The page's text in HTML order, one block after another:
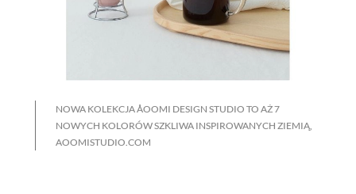
NOWA KOLEKCJA ÅOOMI DESIGN STUDIO TO AŻ 7
NOWYCH KOLORÓW SZKLIWA INSPIROWANYCH ZIEMIĄ,
AOOMISTUDIO.COM